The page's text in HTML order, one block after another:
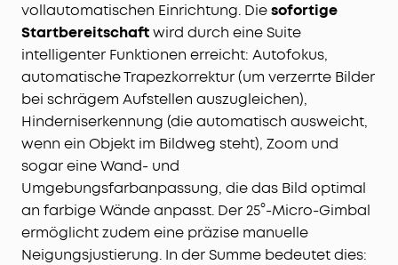
vollautomatischen Einrichtung. Diesofortige
Startbereitschaftwird durch eine Suite
intelligenter Funktionen erreicht: Autofokus,
automatische Trapezkorrektur (um verzerrte Bilder
bei schrägem Aufstellen auszugleichen),
Hinderniserkennung (die automatisch ausweicht,
wenn ein Objekt im Bildweg steht), Zoom und
sogar eine Wand- und
Umgebungsfarbanpassung, die das Bild optimal
an farbige Wände anpasst. Der 25°-Micro-Gimbal
ermöglicht zudem eine präzise manuelle
Neigungsjustierung. In der Summe bedeutet dies: